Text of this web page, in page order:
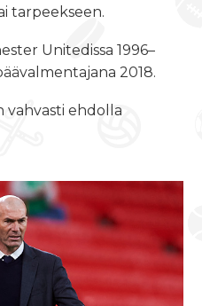
tarpeekseen.
Unitedissa 1996–
2018.
vahvasti ehdolla